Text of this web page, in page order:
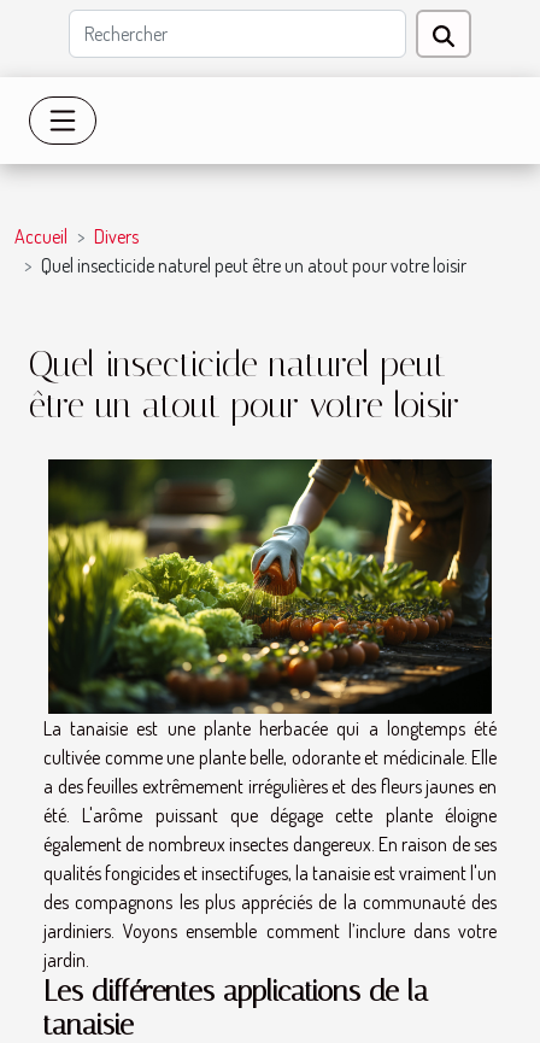
Accueil
Divers
Quel insecticide naturel peut être un atout pour votre loisir
Quel insecticide naturel peut
être un atout pour votre loisir
La tanaisie est une plante herbacée qui a longtemps été
cultivée comme une plante belle, odorante et médicinale. Elle
a des feuilles extrêmement irrégulières et des fleurs jaunes en
été. L'arôme puissant que dégage cette plante éloigne
également de nombreux insectes dangereux. En raison de ses
qualités fongicides et insectifuges, la tanaisie est vraiment l'un
des compagnons les plus appréciés de la communauté des
jardiniers. Voyons ensemble comment l’inclure dans votre
jardin.
Les différentes applications de la
tanaisie